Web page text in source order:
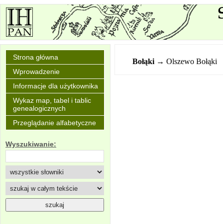
Strona główna
Wprowadzenie
Informacje dla użytkownika
Wykaz map, tabel i tablic
genealogicznych
Przeglądanie alfabetyczne
Wyszukiwanie:
Bołąki → Olszewo Bołąki